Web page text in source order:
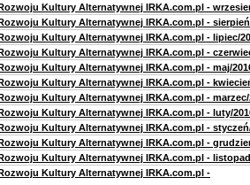
Kultury Alternatywnej IRKA.com.pl -
Kultury Alternatywnej IRKA.com.pl -
Kultury Alternatywnej IRKA.com.pl - lipiec/
Kultury Alternatywnej IRKA.com.pl -
Kultury Alternatywnej IRKA.com.pl - maj/
Kultury Alternatywnej IRKA.com.pl -
Kultury Alternatywnej IRKA.com.pl - marzec/
Kultury Alternatywnej IRKA.com.pl - luty/
Kultury Alternatywnej IRKA.com.pl -
Kultury Alternatywnej IRKA.com.pl -
Kultury Alternatywnej IRKA.com.pl -
Kultury Alternatywnej IRKA.com.pl -